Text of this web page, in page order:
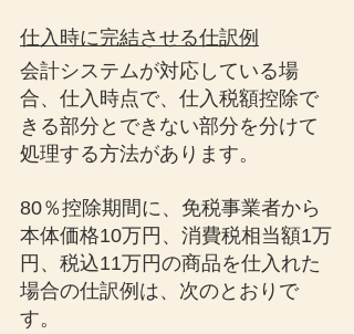
仕入時に完結させる仕訳例
会計システムが対応している場
合、仕入時点で、仕入税額控除で
きる部分とできない部分を分けて
処理する方法があります。
80％控除期間に、免税事業者から
本体価格10万円、消費税相当額1万
円、税込11万円の商品を仕入れた
場合の仕訳例は、次のとおりで
す。